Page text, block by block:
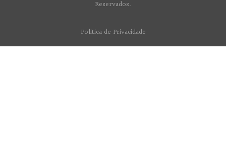
Reservados.
Politica de Privacidade